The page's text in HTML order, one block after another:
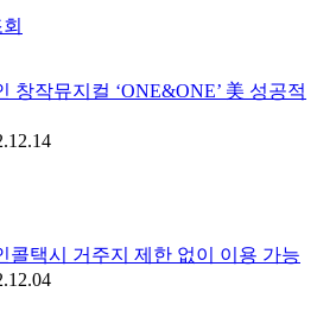
창작뮤지컬 ‘ONE&ONE’ 美 성공적
콜택시 거주지 제한 없이 이용 가능